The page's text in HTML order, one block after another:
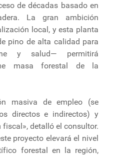
de décadas basado en
La gran ambición
local, y esta planta
pino de alta calidad para
y salud— permitirá
masa forestal de la
masiva de empleo (se
directos e indirectos) y
detalló el consultor.
proyecto elevará el nivel
forestal en la región,